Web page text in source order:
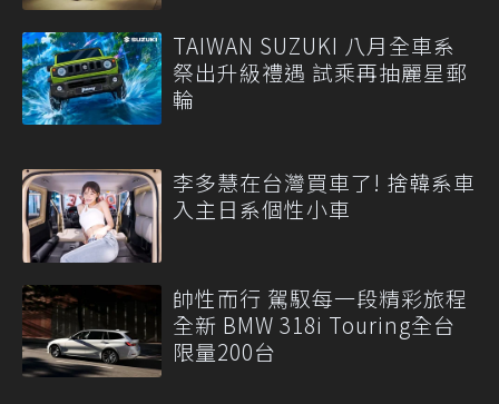
TAIWAN SUZUKI 八月全車系
祭出升級禮遇 試乘再抽麗星郵
輪
李多慧在台灣買車了! 捨韓系車
入主日系個性小車
帥性而行 駕馭每一段精彩旅程
全新 BMW 318i Touring全台
限量200台